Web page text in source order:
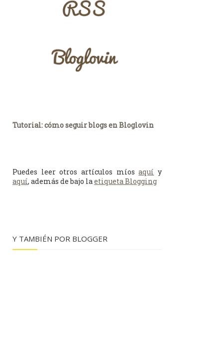
Tutorial: cómo seguir blogs en Bloglovin
Puedes leer otros artículos míosaquí y
aquí, además de bajo laetiqueta Blogging
Y TAMBIÉN POR BLOGGER